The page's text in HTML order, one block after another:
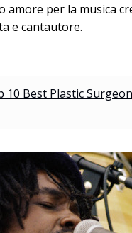
amore per la musica
e cantautore.
10 Best Plastic